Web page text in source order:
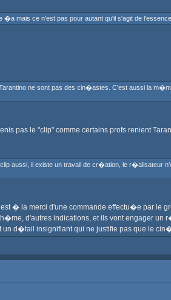
mais ce n'est pas pour autant qu'il s'agit de l'essence
ne sont pas des cin�astes. C'est aussi la
pas le "clip" comme certains profs renient
aussi, il existe un travail de cr�ation, le r�alisateur
� la merci d'une commande effectu�e par le
d'autres indications, et ils vont engager
d�tail insignifiant qui ne justifie pas que le